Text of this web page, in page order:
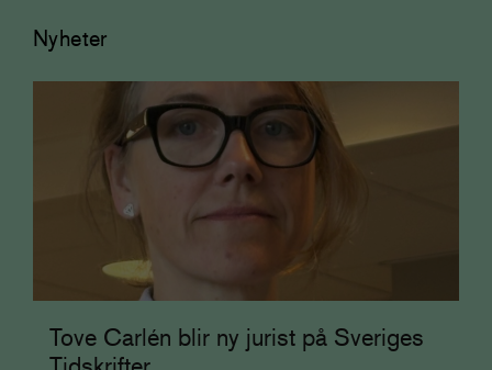
Nyheter
Tove Carlén blir ny jurist på Sveriges